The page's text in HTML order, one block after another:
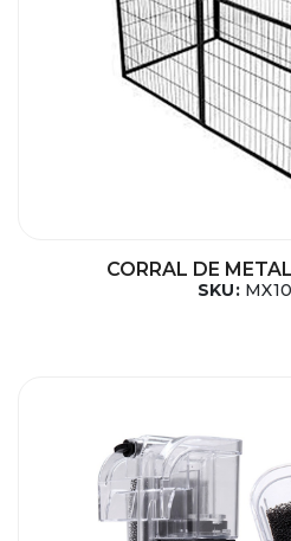
CORRAL DE
SKU: